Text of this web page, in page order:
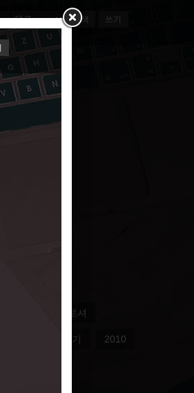
검색 쓰기
홍보브로셔
종이접기 2010